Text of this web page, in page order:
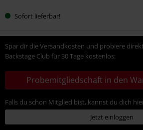
Sofort lieferbar!
Spar dir die Versandkosten und probiere
Backstage Club für 30 Tage kostenlos:
Probemitgliedschaft in den
Falls du schon Mitglied bist, kannst du dich
Jetzt einloggen